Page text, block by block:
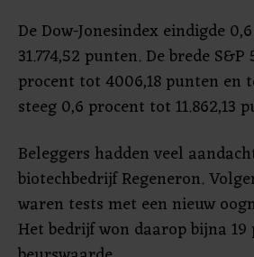
De Dow-Jonesindex eindigde
31.774,52 punten. De brede
procent tot 4006,18 punten en
steeg 0,6 procent tot 11.862,13
Beleggers hadden veel
biotechbedrijf Regeneron.
waren tests met een nieuw
Het bedrijf won daarop bijna